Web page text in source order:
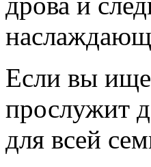
Если вы
прослужит
для всей